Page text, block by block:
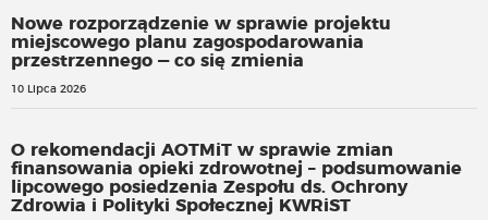
Nowe rozporządzenie w sprawie projektu
miejscowego planu zagospodarowania
przestrzennego — co się zmienia
10 Lipca 2026
O rekomendacji AOTMiT w sprawie zmian
finansowania opieki zdrowotnej – podsumowanie
lipcowego posiedzenia Zespołu ds. Ochrony
Zdrowia i Polityki Społecznej KWRiST